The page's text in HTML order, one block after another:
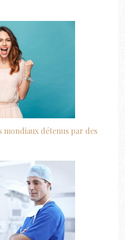
mondiaux détenus par des